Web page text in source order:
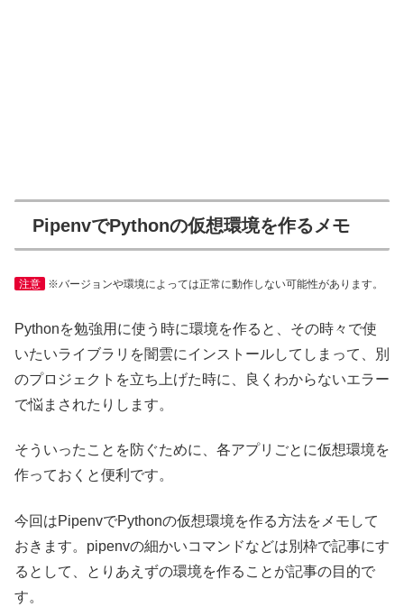
PipenvでPythonの仮想環境を作るメモ
注意 ※バージョンや環境によっては正常に動作しない可能性があります。
Pythonを勉強用に使う時に環境を作ると、その時々で使
いたいライブラリを闇雲にインストールしてしまって、別
のプロジェクトを立ち上げた時に、良くわからないエラー
で悩まされたりします。
そういったことを防ぐために、各アプリごとに仮想環境を
作っておくと便利です。
今回はPipenvでPythonの仮想環境を作る方法をメモして
おきます。pipenvの細かいコマンドなどは別枠で記事にす
るとして、とりあえずの環境を作ることが記事の目的で
す。